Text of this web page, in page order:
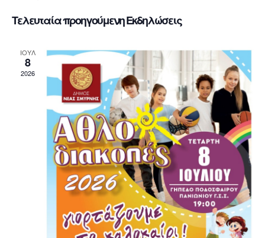
Views
Τελευταία προηγούμενη Εκδηλώσεις
ΙΟΎΛ
8
2026